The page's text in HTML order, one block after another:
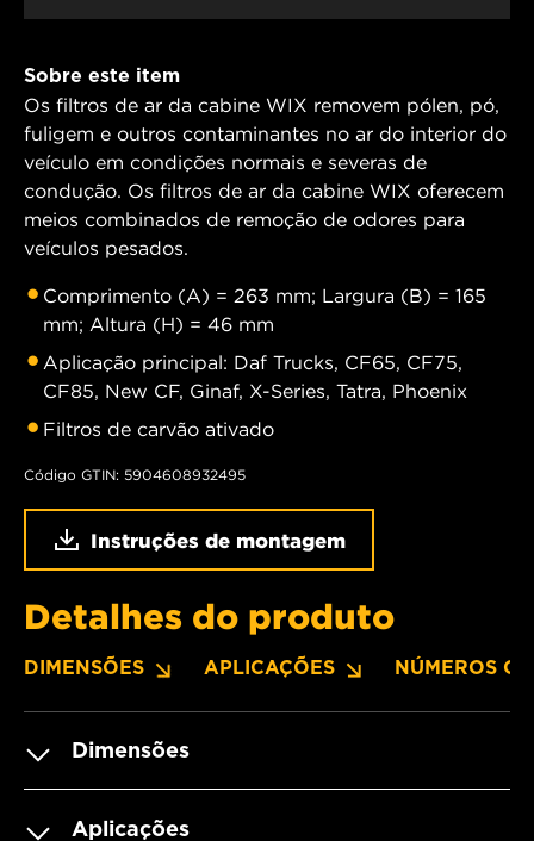
Sobre este item
Os filtros de ar da cabine WIX removem pólen, pó,
fuligem e outros contaminantes no ar do interior do
veículo em condições normais e severas de
condução. Os filtros de ar da cabine WIX oferecem
meios combinados de remoção de odores para
veículos pesados.
Comprimento (A) = 263 mm; Largura (B) = 165
mm; Altura (H) = 46 mm
Aplicação principal: Daf Trucks, CF65, CF75,
CF85, New CF, Ginaf, X-Series, Tatra, Phoenix
Filtros de carvão ativado
Código GTIN: 5904608932495
Instruções de montagem
Detalhes do produto
DIMENSÕES APLICAÇÕES NÚMEROS OE
Dimensões
Aplicações